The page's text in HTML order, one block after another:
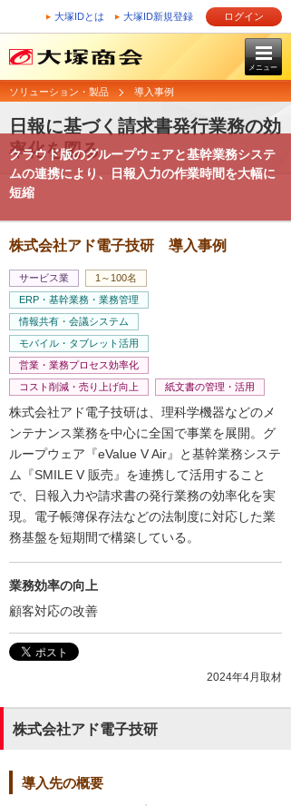
大塚IDとは 大塚ID新規登録 ログイン
メニュー
ソリューション・製品 導入事例
日報に基づく請求書発行業務の効
率化を図る
クラウド版のグループウェアと基幹業務システ
ムの連携により、日報入力の作業時間を大幅に
短縮
株式会社アド電子技研 導入事例
サービス業
1～100名
ERP・基幹業務・業務管理
情報共有・会議システム
モバイル・タブレット活用
営業・業務プロセス効率化
コスト削減・売り上げ向上
紙文書の管理・活用
株式会社アド電子技研は、理科学機器などのメ
ンテナンス業務を中心に全国で事業を展開。グ
ループウェア『eValue V Air』と基幹業務システ
ム『SMILE V 販売』を連携して活用すること
で、日報入力や請求書の発行業務の効率化を実
現。電子帳簿保存法などの法制度に対応した業
務基盤を短期間で構築している。
業務効率の向上
顧客対応の改善
2024年4月取材
株式会社アド電子技研
導入先の概要